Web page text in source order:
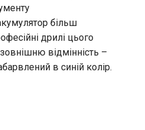
більш
дрилі цього
відмінність –
в синій колір.